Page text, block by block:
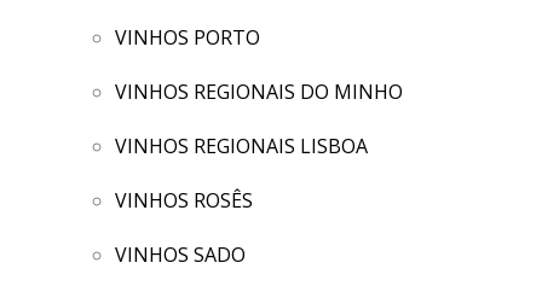
VINHOS PORTO
VINHOS REGIONAIS DO MINHO
VINHOS REGIONAIS LISBOA
VINHOS ROSÊS
VINHOS SADO